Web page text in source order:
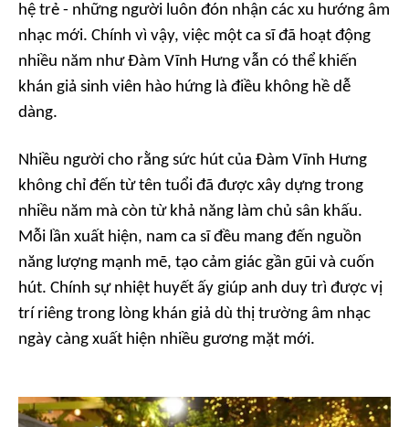
hệ trẻ - những người luôn đón nhận các xu hướng âm
nhạc mới. Chính vì vậy, việc một ca sĩ đã hoạt động
nhiều năm như Đàm Vĩnh Hưng vẫn có thể khiến
khán giả sinh viên hào hứng là điều không hề dễ
dàng.
Nhiều người cho rằng sức hút của Đàm Vĩnh Hưng
không chỉ đến từ tên tuổi đã được xây dựng trong
nhiều năm mà còn từ khả năng làm chủ sân khấu.
Mỗi lần xuất hiện, nam ca sĩ đều mang đến nguồn
năng lượng mạnh mẽ, tạo cảm giác gần gũi và cuốn
hút. Chính sự nhiệt huyết ấy giúp anh duy trì được vị
trí riêng trong lòng khán giả dù thị trường âm nhạc
ngày càng xuất hiện nhiều gương mặt mới.